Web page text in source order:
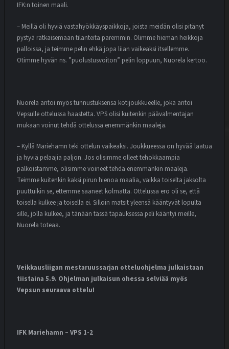
IFK:n toinen maali.
– Meillä oli hyviä vastahyökkäyspaikkoja, joista meidän olisi pitänyt
pystyä ratkaisemaan tilanteita paremmin. Olimme hieman heikkoja
palloissa, ja teimme pelin ehkä jopa liian vaikeaksi itsellemme.
Otimme hyvän ns. ”puolustusvoiton” pelin loppuun, Nuorela kertoo.
Nuorela antoi myös tunnustuksensa kotijoukkueelle, joka antoi
Vepsulle ottelussa haastetta. VPS olisi kuitenkin päävalmentajan
mukaan voinut tehdä ottelussa enemmänkin maaleja.
– Kyllä Mariehamn teki ottelun vaikeaksi. Joukkueessa on hyvää laatua
ja hyviä pelaajia paljon. Jos olisimme olleet tehokkaampia
palkoistamme, olisimme voineet tehdä enemmänkin maaleja.
Teimme kuitenkin kaksi pirun hienoa maalia, vaikka toiselta jaksolta
puuttuikin se, ettemme saaneet kolmatta. Ottelussa ero oli se, että
toisella kulkee ja toisella ei. Silloin matsit yleensä kääntyvät lopulta
sille, jolla kulkee, ja tänään tässä tapauksessa peli kääntyi meille,
Nuorela toteaa.
Veikkausliigan mestaruussarjan otteluohjelma julkaistaan
tiistaina 5.9. Ohjelman julkaisun ohessa selviää myös
Vepsun seuraava ottelu!
IFK Mariehamn – VPS 1-2